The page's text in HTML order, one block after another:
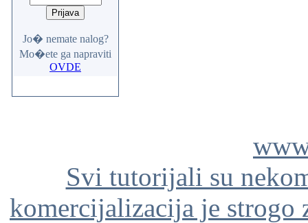
Jo� nemate nalog?
Mo�ete ga napraviti
OVDE
Svi tutorijali su
komercijalizacija je strogo